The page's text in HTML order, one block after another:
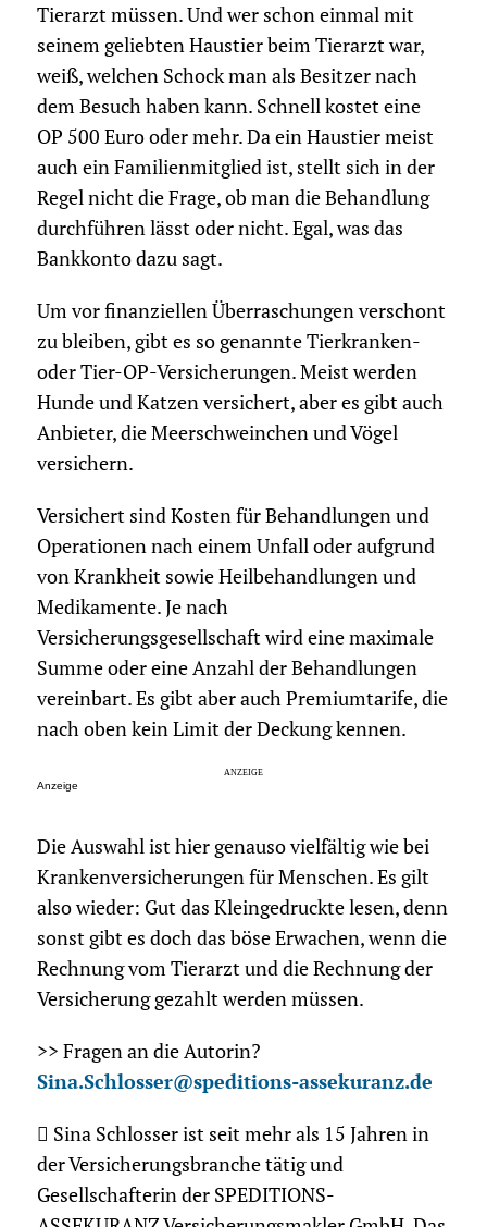
Tierarzt müssen. Und wer schon einmal mit
seinem geliebten Haustier beim Tierarzt war,
weiß, welchen Schock man als Besitzer nach
dem Besuch haben kann. Schnell kostet eine
OP 500 Euro oder mehr. Da ein Haustier meist
auch ein Familienmitglied ist, stellt sich in der
Regel nicht die Frage, ob man die Behandlung
durchführen lässt oder nicht. Egal, was das
Bankkonto dazu sagt.
Um vor finanziellen Überraschungen verschont
zu bleiben, gibt es so genannte Tierkranken-
oder Tier-OP-Versicherungen. Meist werden
Hunde und Katzen versichert, aber es gibt auch
Anbieter, die Meerschweinchen und Vögel
versichern.
Versichert sind Kosten für Behandlungen und
Operationen nach einem Unfall oder aufgrund
von Krankheit sowie Heilbehandlungen und
Medikamente. Je nach
Versicherungsgesellschaft wird eine maximale
Summe oder eine Anzahl der Behandlungen
vereinbart. Es gibt aber auch Premiumtarife, die
nach oben kein Limit der Deckung kennen.
Anzeige
Die Auswahl ist hier genauso vielfältig wie bei
Krankenversicherungen für Menschen. Es gilt
also wieder: Gut das Kleingedruckte lesen, denn
sonst gibt es doch das böse Erwachen, wenn die
Rechnung vom Tierarzt und die Rechnung der
Versicherung gezahlt werden müssen.
>> Fragen an die Autorin?
Sina.Schlosser@speditions-assekuranz.de
 Sina Schlosser ist seit mehr als 15 Jahren in
der Versicherungsbranche tätig und
Gesellschafterin der SPEDITIONS-